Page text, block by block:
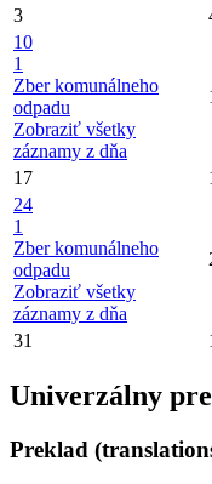
3
10
1
Zber komunálneho
odpadu
Zobraziť všetky
záznamy z dňa
17
24
1
Zber komunálneho
odpadu
Zobraziť všetky
záznamy z dňa
31
Univerzálny
Preklad